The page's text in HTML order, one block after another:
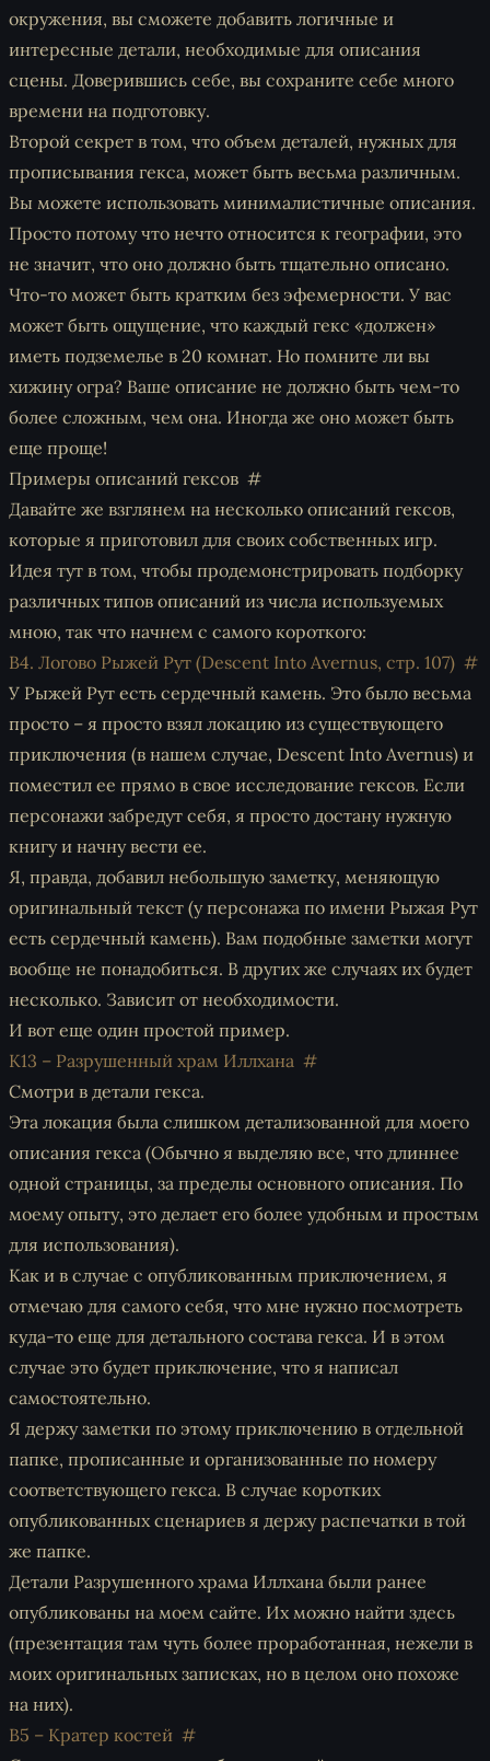
окружения, вы сможете добавить логичные и
интересные детали, необходимые для описания
сцены. Доверившись себе, вы сохраните себе много
времени на подготовку.
Второй секрет в том, что объем деталей, нужных для
прописывания гекса, может быть весьма различным.
Вы можете использовать минималистичные описания.
Просто потому что нечто относится к географии, это
не значит, что оно должно быть тщательно описано.
Что-то может быть кратким без эфемерности. У вас
может быть ощущение, что каждый гекс «должен»
иметь подземелье в 20 комнат. Но помните ли вы
хижину огра? Ваше описание не должно быть чем-то
более сложным, чем она. Иногда же оно может быть
еще проще!
Примеры описаний гексов
Давайте же взглянем на несколько описаний гексов,
которые я приготовил для своих собственных игр.
Идея тут в том, чтобы продемонстрировать подборку
различных типов описаний из числа используемых
мною, так что начнем с самого короткого:
B4. Логово Рыжей Рут (Descent Into Avernus, стр. 107)
У Рыжей Рут есть сердечный камень. Это было весьма
просто – я просто взял локацию из существующего
приключения (в нашем случае, Descent Into Avernus) и
поместил ее прямо в свое исследование гексов. Если
персонажи забредут себя, я просто достану нужную
книгу и начну вести ее.
Я, правда, добавил небольшую заметку, меняющую
оригинальный текст (у персонажа по имени Рыжая Рут
есть сердечный камень). Вам подобные заметки могут
вообще не понадобиться. В других же случаях их будет
несколько. Зависит от необходимости.
И вот еще один простой пример.
K13 – Разрушенный храм Иллхана
Смотри в детали гекса.
Эта локация была слишком детализованной для моего
описания гекса (Обычно я выделяю все, что длиннее
одной страницы, за пределы основного описания. По
моему опыту, это делает его более удобным и простым
для использования).
Как и в случае с опубликованным приключением, я
отмечаю для самого себя, что мне нужно посмотреть
куда-то еще для детального состава гекса. И в этом
случае это будет приключение, что я написал
самостоятельно.
Я держу заметки по этому приключению в отдельной
папке, прописанные и организованные по номеру
соответствующего гекса. В случае коротких
опубликованных сценариев я держу распечатки в той
же папке.
Детали Разрушенного храма Иллхана были ранее
опубликованы на моем сайте. Их можно найти здесь
(презентация там чуть более проработанная, нежели в
моих оригинальных записках, но в целом оно похоже
на них).
B5 – Кратер костей